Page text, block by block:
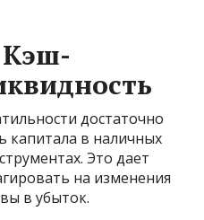
Кэш-
достаточно
капитала в наличных
Это дает
на изменения
в убыток.